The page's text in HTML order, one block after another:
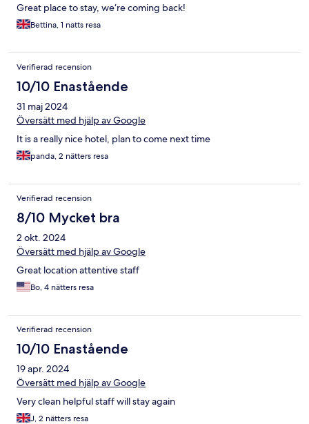
Great place to stay, we‘re coming back!
Bettina, 1 natts resa
Verifierad recension
10/10 Enastående
31 maj 2024
Översätt med hjälp av Google
It is a really nice hotel, plan to come next time
panda, 2 nätters resa
Verifierad recension
8/10 Mycket bra
2 okt. 2024
Översätt med hjälp av Google
Great location attentive staff
Bo, 4 nätters resa
Verifierad recension
10/10 Enastående
19 apr. 2024
Översätt med hjälp av Google
Very clean helpful staff will stay again
J, 2 nätters resa